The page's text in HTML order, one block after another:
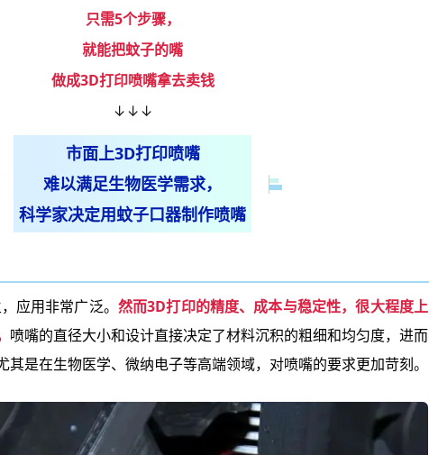
只需5个步骤，
就能把蚊子的嘴
做成3D打印喷嘴拿去卖钱
↓↓↓
市面上3D打印喷嘴
难以满足生物医学需求，
科学家决定用蚊子口器制作喷嘴
应用非常广泛。 然而3D打印的精度、成本与稳定性，很大程度上
喷嘴的直径大小和设计直接决定了材料沉积的粗细和均匀度，进而
其是在生物医学、微纳电子等高端领域，对喷嘴的要求更加苛刻。